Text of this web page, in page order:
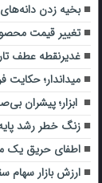
بخیه زدن دانه‌های
تغییر قیمت
غدیرنقطه عطف
میداندار؛
ابزار؛ پیشران
زنگ خطر رشد
اطفای حریق یک
ارزش بازار سهام